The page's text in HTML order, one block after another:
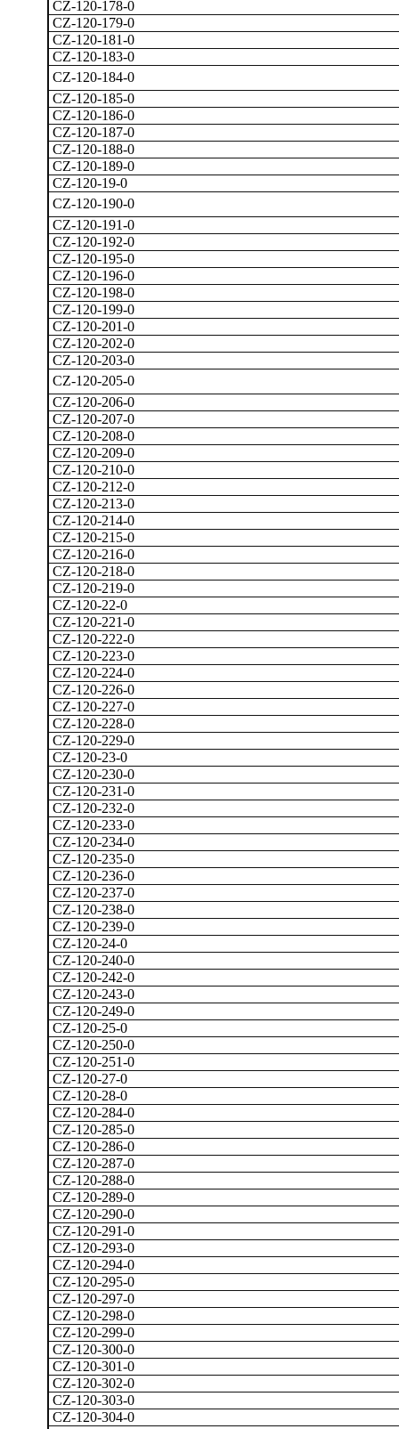
CZ-120-178-0
CZ-120-179-0
CZ-120-181-0
CZ-120-183-0
CZ-120-184-0
CZ-120-185-0
CZ-120-186-0
CZ-120-187-0
CZ-120-188-0
CZ-120-189-0
CZ-120-19-0
CZ-120-190-0
CZ-120-191-0
CZ-120-192-0
CZ-120-195-0
CZ-120-196-0
CZ-120-198-0
CZ-120-199-0
CZ-120-201-0
CZ-120-202-0
CZ-120-203-0
CZ-120-205-0
CZ-120-206-0
CZ-120-207-0
CZ-120-208-0
CZ-120-209-0
CZ-120-210-0
CZ-120-212-0
CZ-120-213-0
CZ-120-214-0
CZ-120-215-0
CZ-120-216-0
CZ-120-218-0
CZ-120-219-0
CZ-120-22-0
CZ-120-221-0
CZ-120-222-0
CZ-120-223-0
CZ-120-224-0
CZ-120-226-0
CZ-120-227-0
CZ-120-228-0
CZ-120-229-0
CZ-120-23-0
CZ-120-230-0
CZ-120-231-0
CZ-120-232-0
CZ-120-233-0
CZ-120-234-0
CZ-120-235-0
CZ-120-236-0
CZ-120-237-0
CZ-120-238-0
CZ-120-239-0
CZ-120-24-0
CZ-120-240-0
CZ-120-242-0
CZ-120-243-0
CZ-120-249-0
CZ-120-25-0
CZ-120-250-0
CZ-120-251-0
CZ-120-27-0
CZ-120-28-0
CZ-120-284-0
CZ-120-285-0
CZ-120-286-0
CZ-120-287-0
CZ-120-288-0
CZ-120-289-0
CZ-120-290-0
CZ-120-291-0
CZ-120-293-0
CZ-120-294-0
CZ-120-295-0
CZ-120-297-0
CZ-120-298-0
CZ-120-299-0
CZ-120-300-0
CZ-120-301-0
CZ-120-302-0
CZ-120-303-0
CZ-120-304-0